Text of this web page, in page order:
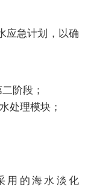
应急计划，以确
阶段；
处理模块；
用的海水淡化